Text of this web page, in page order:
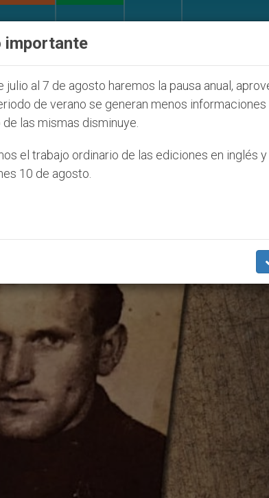
Seúl 2027 ONU se pronuncia
importante
julio al 7 de agosto haremos la pausa anual,
de verano se generan menos
las mismas disminuye.
el trabajo ordinario de las ediciones en inglés
10 de agosto.